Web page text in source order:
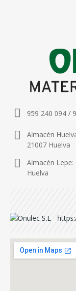
959 240 094 /
Almacén
21007 Huelva
Almacén Lepe:
Huelva